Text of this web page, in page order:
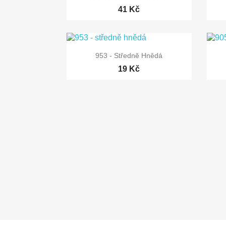
41 Kč
 Rychlý náhled
953 - Středně Hnědá
19 Kč